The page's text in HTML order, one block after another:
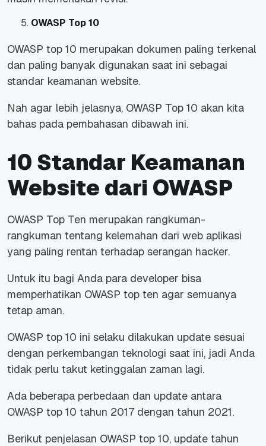
OWASP Top 10
OWASP top 10 merupakan dokumen paling terkenal
dan paling banyak digunakan saat ini sebagai
standar keamanan website.
Nah agar lebih jelasnya, OWASP Top 10 akan kita
bahas pada pembahasan dibawah ini.
10 Standar Keamanan
Website dari OWASP
OWASP Top Ten merupakan rangkuman-
rangkuman tentang kelemahan dari web aplikasi
yang paling rentan terhadap serangan hacker.
Untuk itu bagi Anda para developer bisa
memperhatikan OWASP top ten agar semuanya
tetap aman.
OWASP top 10 ini selaku dilakukan update sesuai
dengan perkembangan teknologi saat ini, jadi Anda
tidak perlu takut ketinggalan zaman lagi.
Ada beberapa perbedaan dan update antara
OWASP top 10 tahun 2017 dengan tahun 2021.
Berikut penjelasan OWASP top 10, update tahun